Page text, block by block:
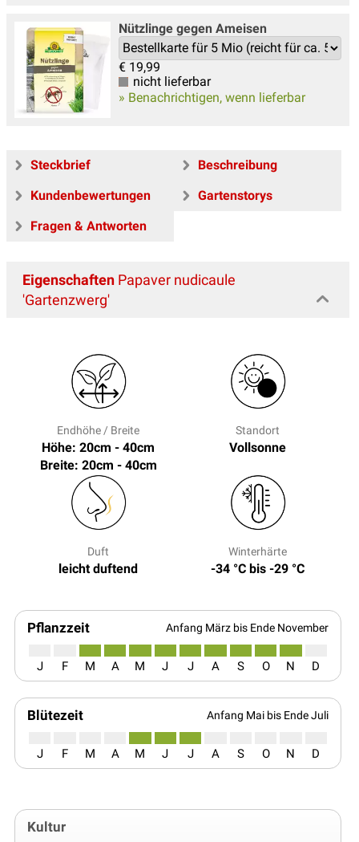
Nützlinge gegen Ameisen
€ 19,99
nicht lieferbar
» Benachrichtigen, wenn lieferbar
Steckbrief
Beschreibung
Kundenbewertungen
Gartenstorys
Fragen & Antworten
Eigenschaften Papaver nudicaule
'Gartenzwerg'
Endhöhe / Breite
Höhe: 20cm - 40cm
Breite: 20cm - 40cm
Standort
Vollsonne
Duft
leicht duftend
Winterhärte
-34 °C bis -29 °C
Pflanzzeit Anfang März bis Ende November
J F M A M J J A S O N D
Blütezeit Anfang Mai bis Ende Juli
J F M A M J J A S O N D
Kultur